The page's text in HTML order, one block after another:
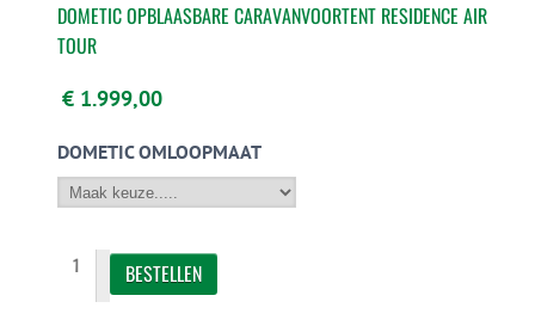
DOMETIC OPBLAASBARE CARAVANVOORTENT RESIDENCE AIR
TOUR
€ 1.999,00
DOMETIC OMLOOPMAAT